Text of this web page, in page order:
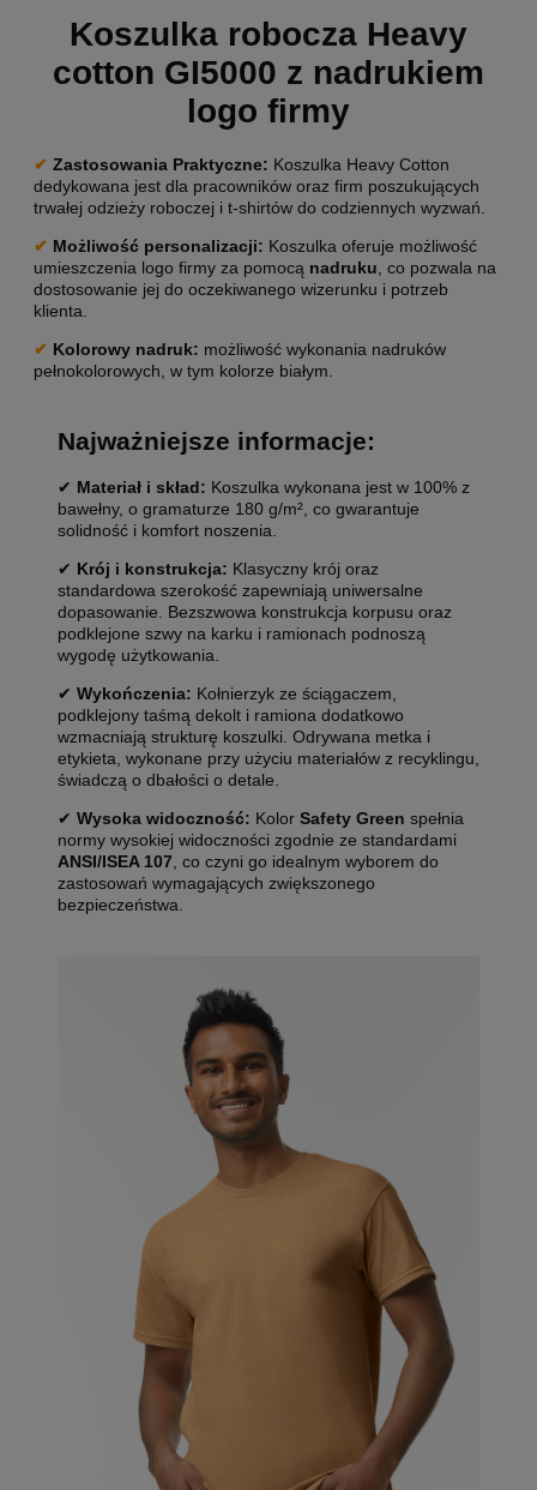
Koszulka robocza Heavy
cotton GI5000 z nadrukiem
logo firmy
✔ Zastosowania Praktyczne: Koszulka Heavy Cotton
dedykowana jest dla pracowników oraz firm poszukujących
trwałej odzieży roboczej i t-shirtów do codziennych wyzwań.
✔ Możliwość personalizacji: Koszulka oferuje możliwość
umieszczenia logo firmy za pomocą nadruku , co pozwala na
dostosowanie jej do oczekiwanego wizerunku i potrzeb
klienta.
✔ Kolorowy nadruk: możliwość wykonania nadruków
pełnokolorowych, w tym kolorze białym.
Najważniejsze informacje:
✔ Materiał i skład: Koszulka wykonana jest w 100% z
bawełny, o gramaturze 180 g/m², co gwarantuje
solidność i komfort noszenia.
✔ Krój i konstrukcja: Klasyczny krój oraz
standardowa szerokość zapewniają uniwersalne
dopasowanie. Bezszwowa konstrukcja korpusu oraz
podklejone szwy na karku i ramionach podnoszą
wygodę użytkowania.
✔ Wykończenia: Kołnierzyk ze ściągaczem,
podklejony taśmą dekolt i ramiona dodatkowo
wzmacniają strukturę koszulki. Odrywana metka i
etykieta, wykonane przy użyciu materiałów z recyklingu,
świadczą o dbałości o detale.
✔ Wysoka widoczność: Kolor Safety Green spełnia
normy wysokiej widoczności zgodnie ze standardami
ANSI/ISEA 107 , co czyni go idealnym wyborem do
zastosowań wymagających zwiększonego
bezpieczeństwa.